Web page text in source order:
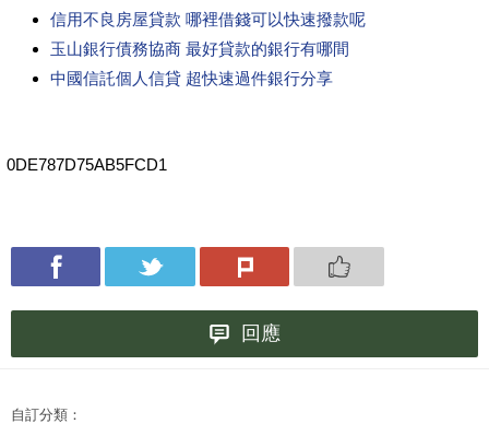
信用不良房屋貸款 哪裡借錢可以快速撥款呢
玉山銀行債務協商 最好貸款的銀行有哪間
中國信託個人信貸 超快速過件銀行分享
0DE787D75AB5FCD1
回應
自訂分類：